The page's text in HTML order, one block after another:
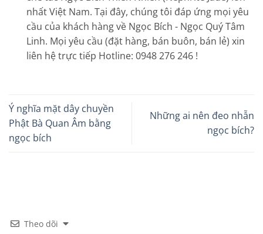
nhất Việt Nam. Tại đây, chúng tôi đáp ứng mọi yêu
cầu của khách hàng về Ngọc Bích - Ngọc Quý Tâm
Linh. Mọi yêu cầu (đặt hàng, bán buôn, bán lẻ) xin
liên hệ trực tiếp Hotline: 0948 276 246 !
Ý nghĩa mặt dây chuyền
Phật Bà Quan Âm bằng
ngọc bích
Những ai nên đeo nhẫn
ngọc bích?
Theo dõi